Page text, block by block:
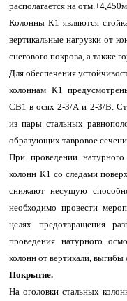
располагается на
Колонны К1 являются
вертикальные нагрузки от
снегового покрова, а также
Для обеспечения
колоннам К1
СВ1 в осях 2-3/А и 2-3/В.
из пары стальных
образующих тавровое
При проведении
колонн К1 со следами
снижают несущую
необходимо провести
целях предотвращения
проведения натурного
колонн от вертикали,
Покрытие.
На оголовки стальных